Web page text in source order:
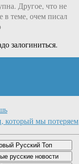
Другое, что не
в теме, очем писал
залогиниться.
который мы потеряем